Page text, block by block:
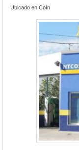
Ubicado en Coín